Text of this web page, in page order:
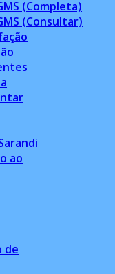
(Completa)
(Consultar)
ao
de